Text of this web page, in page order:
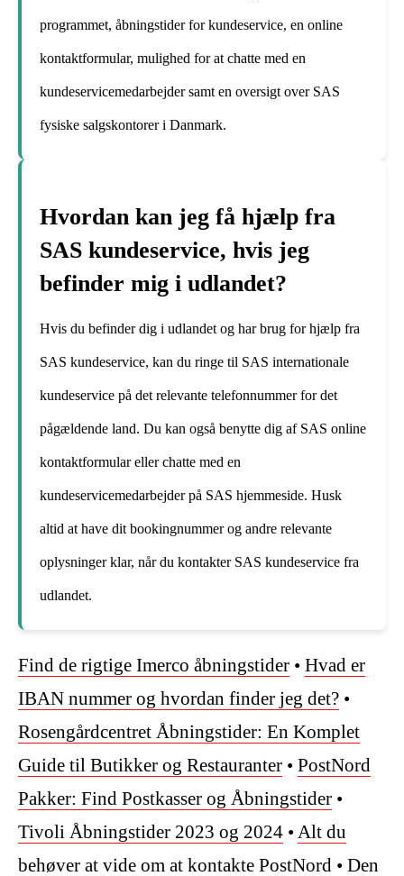
programmet, åbningstider for kundeservice, en online
kontaktformular, mulighed for at chatte med en
kundeservicemedarbejder samt en oversigt over SAS
fysiske salgskontorer i Danmark.
Hvordan kan jeg få hjælp fra
SAS kundeservice, hvis jeg
befinder mig i udlandet?
Hvis du befinder dig i udlandet og har brug for hjælp fra
SAS kundeservice, kan du ringe til SAS internationale
kundeservice på det relevante telefonnummer for det
pågældende land. Du kan også benytte dig af SAS online
kontaktformular eller chatte med en
kundeservicemedarbejder på SAS hjemmeside. Husk
altid at have dit bookingnummer og andre relevante
oplysninger klar, når du kontakter SAS kundeservice fra
udlandet.
Find de rigtige Imerco åbningstider • Hvad er
IBAN nummer og hvordan finder jeg det? •
Rosengårdcentret Åbningstider: En Komplet
Guide til Butikker og Restauranter • PostNord
Pakker: Find Postkasser og Åbningstider •
Tivoli Åbningstider 2023 og 2024 •Alt du
behøver at vide om at kontakte PostNord • Den